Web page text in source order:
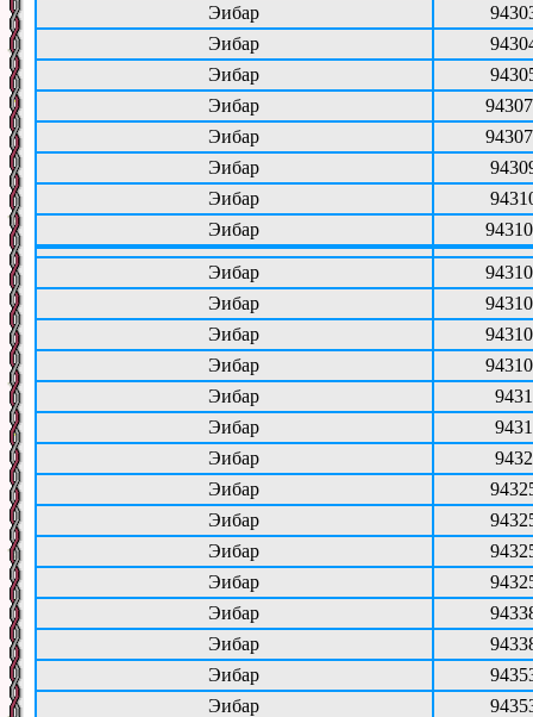
Эибар
Эибар
Эибар
Эибар
Эибар
Эибар
Эибар
Эибар
Эибар
Эибар
Эибар
Эибар
Эибар
Эибар
Эибар
Эибар
Эибар
Эибар
Эибар
Эибар
Эибар
Эибар
Эибар